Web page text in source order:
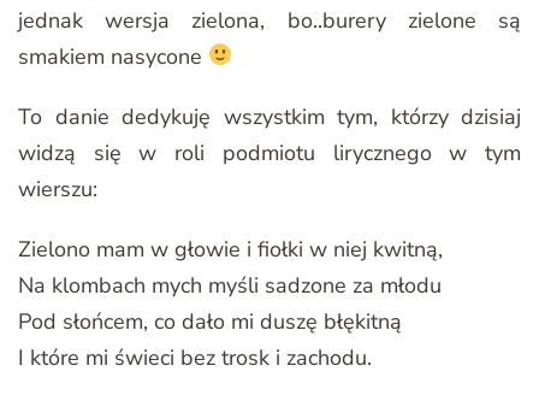
jednak wersja zielona, bo..burery zielone są
smakiem nasycone
To danie dedykuję wszystkim tym, którzy dzisiaj
widzą się w roli podmiotu lirycznego w tym
wierszu:
Zielono mam w głowie i fiołki w niej kwitną,
Na klombach mych myśli sadzone za młodu
Pod słońcem, co dało mi duszę błękitną
I które mi świeci bez trosk i zachodu.